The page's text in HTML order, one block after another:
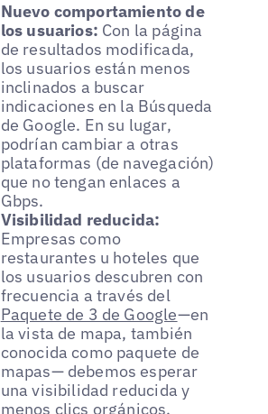
Nuevo comportamiento de
los usuarios: Con la página
de resultados modificada,
los usuarios están menos
inclinados a buscar
indicaciones en la Búsqueda
de Google. En su lugar,
podrían cambiar a otras
plataformas (de navegación)
que no tengan enlaces a
Gbps.
Visibilidad reducida:
Empresas como
restaurantes u hoteles que
los usuarios descubren con
frecuencia a través del
Paquete de 3 de Google—en
la vista de mapa, también
conocida como paquete de
mapas— debemos esperar
una visibilidad reducida y
menos clics orgánicos.